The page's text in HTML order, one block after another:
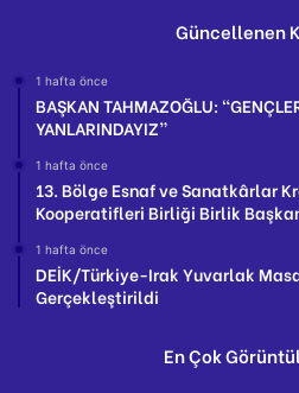
Güncellenen
1 hafta önce
BAŞKAN TAHMAZOĞLU:
YANLARINDAYIZ”
1 hafta önce
13. Bölge Esnaf ve Sanatkârlar
Kooperatifleri Birliği Birlik
1 hafta önce
DEİK/Türkiye-Irak Yuvarlak
Gerçekleştirildi
En Çok